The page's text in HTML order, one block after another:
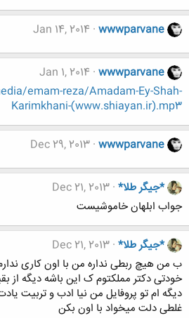
wwwparvane
Jan 14, 2014
wwwparvane
Jan 1, 2014
emam-reza/Amadam-Ey-Shah-
Karimkhani-(www.shiayan.ir).mp3
wwwparvane
Dec 29, 2013
*جیگر طلا* Dec 21, 2013
جواب ابلهان خاموشیست
*جیگر طلا* Dec 21, 2013
ب من هیچ ربطی نداره من با اون کاری
خودتی دکتر مملکتوم ک این باشه دیگه از
دیگه ام تو پروفایل من نیا ادب و تربیت
غلطی دلت میخواد با اون بکن